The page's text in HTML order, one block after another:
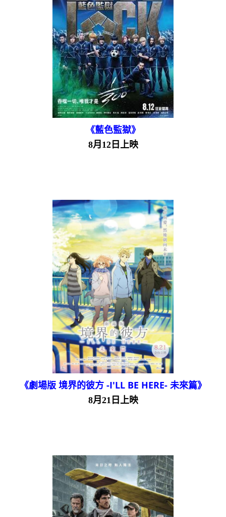
《藍色監獄》
8月12日上映
《劇場版 境界的彼方 -I'LL BE HERE- 未來篇》
8月21日上映